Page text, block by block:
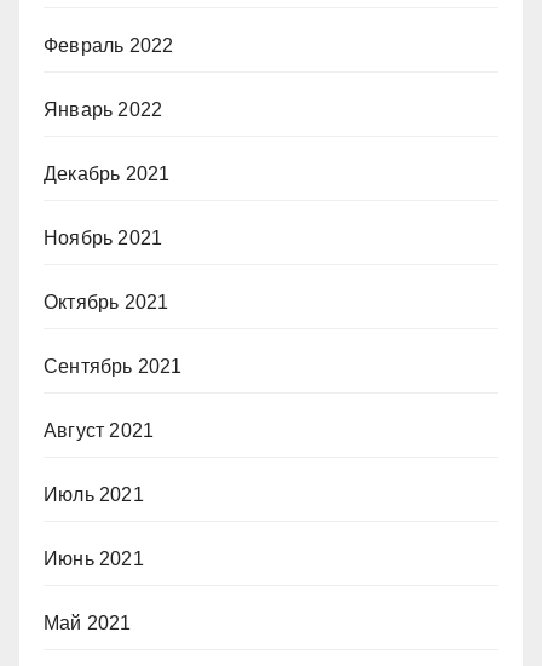
Февраль 2022
Январь 2022
Декабрь 2021
Ноябрь 2021
Октябрь 2021
Сентябрь 2021
Август 2021
Июль 2021
Июнь 2021
Май 2021